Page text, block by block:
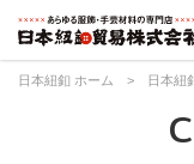
日本紐釦 ホーム > 日本紐